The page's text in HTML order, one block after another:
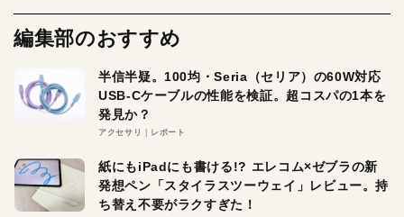
編集部のおすすめ
半信半疑。100均・Seria（セリア）の60W対応
USB-Cケーブルの性能を検証。超コスパの1本を
発見か？
アクセサリ レポート
紙にもiPadにも書ける!? エレコム×ゼブラの新
発想ペン「スタイラスツーウェイ」レビュー。持
ち替え不要がラクすぎた！